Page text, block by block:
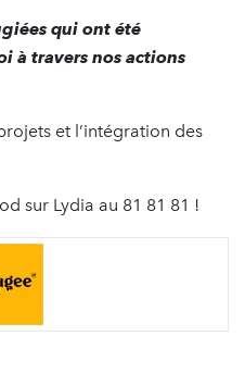
qui ont été
à travers nos actions
et l’intégration des
sur Lydia au 81 81 81 !